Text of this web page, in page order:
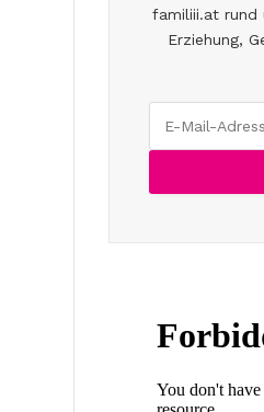
familiii.at rund
Erziehung,
E-Mail-